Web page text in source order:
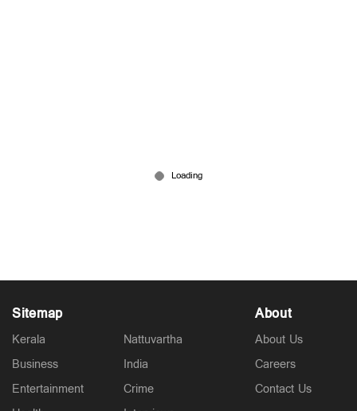
സിപിഎം വാദം ശരിയോ?; പിണറായി-മോദി ഡീല്‍
Sitemap
Kerala
Business
Entertainment
Nattuvartha
India
Crime
About
About Us
Careers
Contact Us